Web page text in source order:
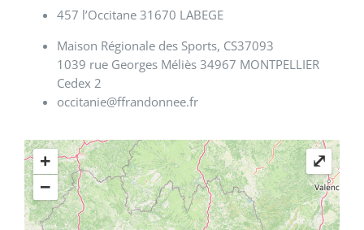
457 l’Occitane 31670 LABEGE
Maison Régionale des Sports, CS37093
1039 rue Georges Méliès 34967 MONTPELLIER
Cedex 2
occitanie@ffrandonnee.fr
+
−
⤢